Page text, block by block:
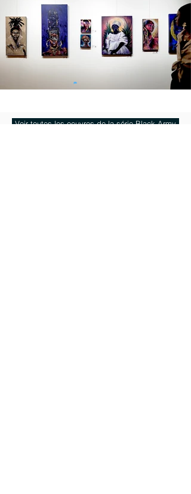
Voir toutes les oeuvres de la série Black Army